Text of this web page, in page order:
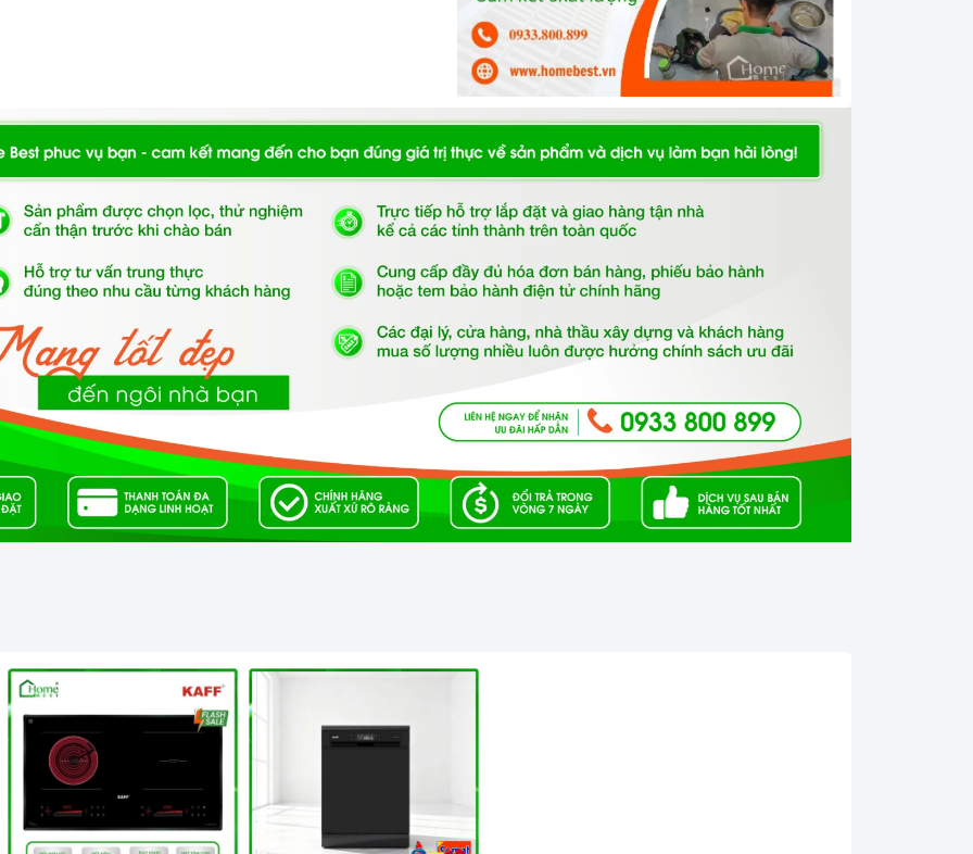
Best?
kết cung cấp sản phẩm chính hãng 100%, có nguồn
dẫn sử dụng, lắp đặt, chế độ bảo hành chính hãng,
sẽ có trải nghiệm tuyệt vời và không gặp bất kỳ
trong quá trình mua sắm và sử dụng sản phẩm.
cấp đến khách hàng đa dạng các dòngmáy rửa
và nguồn gốc sản phẩm chính hãng. Chúng tôi tự tin
khách hàng tận tâm và chính sách bảo hành, hậu
bảo trì, sửa chữa thiết bị nhà bếp cao cấp